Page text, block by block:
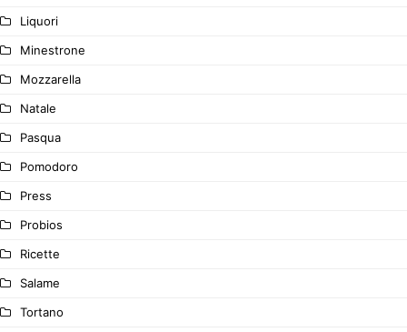
Liquori
Minestrone
Mozzarella
Natale
Pasqua
Pomodoro
Press
Probios
Ricette
Salame
Tortano